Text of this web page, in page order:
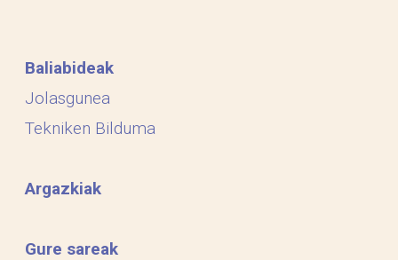
Baliabideak
Jolasgunea
Tekniken Bilduma
Argazkiak
Gure sareak